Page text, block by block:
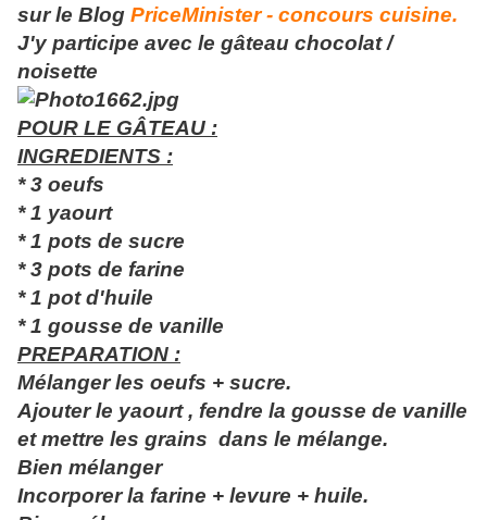
sur le Blog PriceMinister - concours cuisine.
J'y participe avec le gâteau chocolat /
noisette
POUR LE GÂTEAU :
INGREDIENTS :
* 3 oeufs
* 1 yaourt
* 1 pots de sucre
* 3 pots de farine
* 1 pot d'huile
* 1 gousse de vanille
PREPARATION :
Mélanger les oeufs + sucre.
Ajouter le yaourt , fendre la gousse de vanille
et mettre les grains dans le mélange.
Bien mélanger
Incorporer la farine + levure + huile.